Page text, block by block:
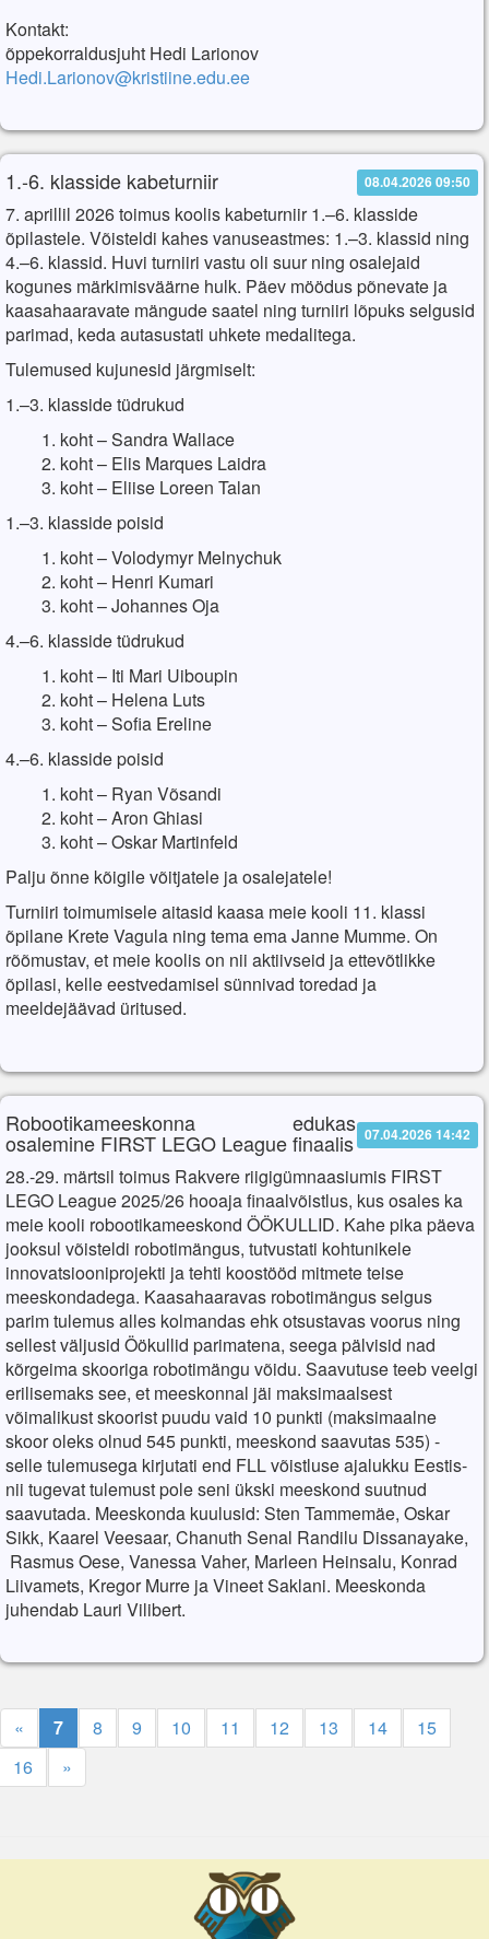
Kontakt:
õppekorraldusjuht Hedi Larionov
Hedi.Larionov@kristiine.edu.ee
1.-6. klasside kabeturniir 08.04.2026 09:50
7. aprillil 2026 toimus koolis kabeturniir 1.–6. klasside
õpilastele. Võisteldi kahes vanuseastmes: 1.–3. klassid ning
4.–6. klassid. Huvi turniiri vastu oli suur ning osalejaid
kogunes märkimisväärne hulk. Päev möödus põnevate ja
kaasahaaravate mängude saatel ning turniiri lõpuks selgusid
parimad, keda autasustati uhkete medalitega.
Tulemused kujunesid järgmiselt:
1.–3. klasside tüdrukud
koht – Sandra Wallace
koht – Elis Marques Laidra
koht – Eliise Loreen Talan
1.–3. klasside poisid
koht – Volodymyr Melnychuk
koht – Henri Kumari
koht – Johannes Oja
4.–6. klasside tüdrukud
koht – Iti Mari Uiboupin
koht – Helena Luts
koht – Sofia Ereline
4.–6. klasside poisid
koht – Ryan Võsandi
koht – Aron Ghiasi
koht – Oskar Martinfeld
Palju õnne kõigile võitjatele ja osalejatele!
Turniiri toimumisele aitasid kaasa meie kooli 11. klassi
õpilane Krete Vagula ning tema ema Janne Mumme. On
rõõmustav, et meie koolis on nii aktiivseid ja ettevõtlikke
õpilasi, kelle eestvedamisel sünnivad toredad ja
meeldejäävad üritused.
Robootikameeskonna edukas
osalemine FIRST LEGO League finaalis 07.04.2026 14:42
28.-29. märtsil toimus Rakvere riigigümnaasiumis FIRST
LEGO League 2025/26 hooaja finaalvõistlus, kus osales ka
meie kooli robootikameeskond ÖÖKULLID. Kahe pika päeva
jooksul võisteldi robotimängus, tutvustati kohtunikele
innovatsiooniprojekti ja tehti koostööd mitmete teise
meeskondadega. Kaasahaaravas robotimängus selgus
parim tulemus alles kolmandas ehk otsustavas voorus ning
sellest väljusid Öökullid parimatena, seega pälvisid nad
kõrgeima skooriga robotimängu võidu. Saavutuse teeb veelgi
erilisemaks see, et meeskonnal jäi maksimaalsest
võimalikust skoorist puudu vaid 10 punkti (maksimaalne
skoor oleks olnud 545 punkti, meeskond saavutas 535) -
selle tulemusega kirjutati end FLL võistluse ajalukku Eestis-
nii tugevat tulemust pole seni ükski meeskond suutnud
saavutada. Meeskonda kuulusid: Sten Tammemäe, Oskar
Sikk, Kaarel Veesaar, Chanuth Senal Randilu Dissanayake,
Rasmus Oese, Vanessa Vaher, Marleen Heinsalu, Konrad
Liivamets, Kregor Murre ja Vineet Saklani. Meeskonda
juhendab Lauri Vilibert.
« 7 8 9 10 11 12 13 14
15
16
»